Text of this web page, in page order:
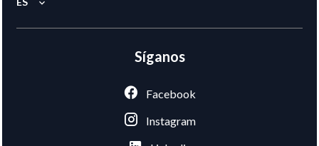
Síganos
Facebook
Instagram